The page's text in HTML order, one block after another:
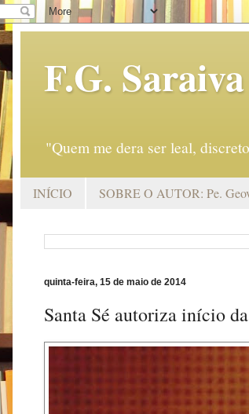
F.G. Saraiva
"Quem me dera ser leal,
INÍCIO SOBRE O AUTOR: Pe.
quinta-feira, 15 de maio de 2014
Santa Sé autoriza início